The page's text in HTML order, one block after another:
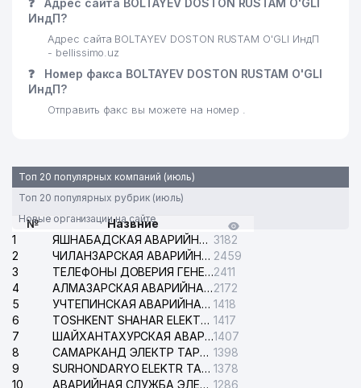
❓
Адрес сайта BOLTAYEV DOSTON RUSTAM O'GLI
ИндП?
Адрес сайта BOLTAYEV DOSTON RUSTAM O'GLI ИндП
- bellissimo.uz
❓
Номер факса BOLTAYEV DOSTON RUSTAM O'GLI
ИндП?
Отправить факс вы можете на номер .
Топ 20 популярных компаний (июль)
Топ 20 популярных рубрик (июль)
Новые организации на сайте
№
Назвние
1
ЯШНАБАДСКАЯ АВАРИЙНАЯ СЛУЖБА ЭЛЕКТРОСЕТИ 3182
2
ЧИЛАНЗАРСКАЯ АВАРИЙНАЯ СЛУЖБА ЭЛЕКТРОСЕТИ 2459
3
ТЕЛЕФОНЫ ДОВЕРИЯ ГЕНЕРАЛЬНОЙ ПРОКУРАТУРЫ РЕСПУБЛИКИ УЗБЕКИСТАН2411
4
АЛМАЗАРСКАЯ АВАРИЙНАЯ СЛУЖБА ЭЛЕКТРОСЕТИ2172
5
УЧТЕПИНСКАЯ АВАРИЙНАЯ СЛУЖБА ЭЛЕКТРОСЕТИ 1418
6
TOSHKENT SHAHAR ELEKTR TARMOQLARI KORXONASI АО 1417
7
ШАЙХАНТАХУРСКАЯ АВАРИЙНАЯ СЛУЖБА ЭЛЕКТРОСЕТИ1407
8
САМАРКАНД ЭЛЕКТР ТАРМОКЛАРИ АО 1398
9
SURHONDARYO ELEKTR TARMOKLARI АО 1378
10
АВАРИЙНАЯ СЛУЖБА ЭЛЕКТРОСЕТИ ТАШКЕНТСКОГО РАЙОНА 1286